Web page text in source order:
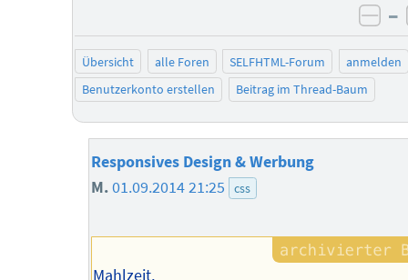
–
Übersicht alle Foren SELFHTML-Forum
anmelden
Benutzerkonto erstellen
Beitrag im Thread-Baum
Responsives Design & Werbung
M.01.09.2014 21:25 css
Mahlzeit,